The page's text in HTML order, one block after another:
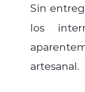
Sin
los
artesanal.